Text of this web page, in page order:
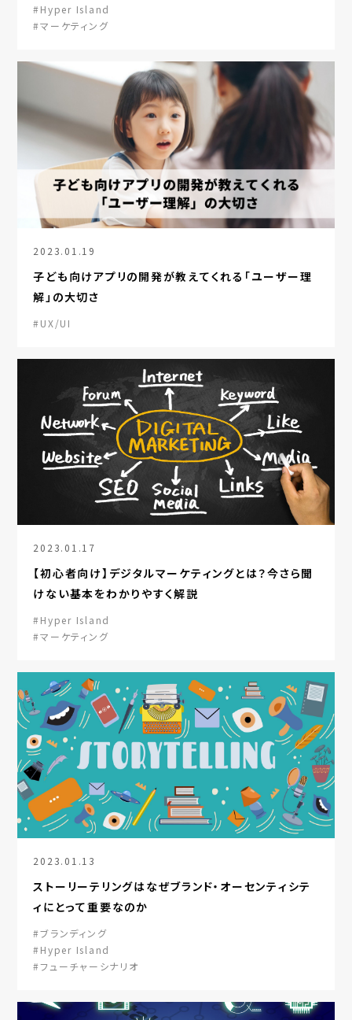
#Hyper Island
#マーケティング
2023.01.19
子ども向けアプリの開発が教えてくれる「ユーザー理
解」の大切さ
#UX/UI
2023.01.17
【初心者向け】デジタルマーケティングとは？今さら聞
けない基本をわかりやすく解説
#Hyper Island
#マーケティング
2023.01.13
ストーリーテリングはなぜブランド・オーセンティシテ
ィにとって重要なのか
#ブランディング
#Hyper Island
#フューチャーシナリオ